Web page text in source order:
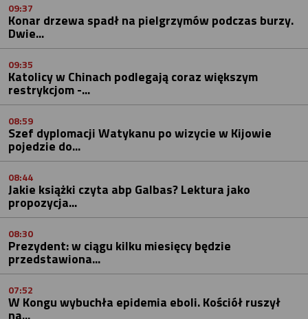
09:37
Konar drzewa spadł na pielgrzymów podczas burzy.
Dwie...
09:35
Katolicy w Chinach podlegają coraz większym
restrykcjom -...
08:59
Szef dyplomacji Watykanu po wizycie w Kijowie
pojedzie do...
08:44
Jakie książki czyta abp Galbas? Lektura jako
propozycja...
08:30
Prezydent: w ciągu kilku miesięcy będzie
przedstawiona...
07:52
W Kongu wybuchła epidemia eboli. Kościół ruszył